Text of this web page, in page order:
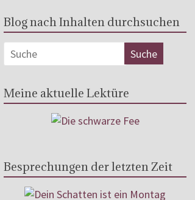
Blog nach Inhalten durchsuchen
Meine aktuelle Lektüre
Besprechungen der letzten Zeit